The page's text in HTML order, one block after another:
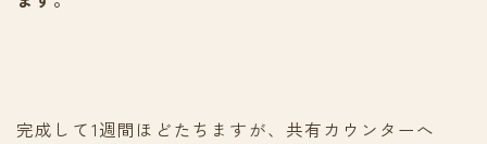
完成して1週間ほどたちますが、共有カウンターへ